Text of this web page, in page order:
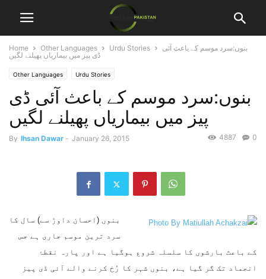
Home Other Languages Urdu Stories
بنوں:سرد موسم کے باعث آئی
ڈی پیز میں بیماریاں پھیلنے لگیں
Other Languages Urdu Stories
بنوں:سرد موسم کے باعث آئی ڈی
پیز میں بیماریاں پھیلنے لگیں
By Ihsan Dawar - January 26, 2015 0
4887
بنوں (احسان داوڑ سے) سال کا
سرد ترین موسم جاری ہے جس
کے باعث بارشوں کا سلسلہ شروع ہوگیا ہے اور پارہ نقطۂ
انجماد تک گر گیا ہے، بنوں شہر کا رُخ کرنے والے آئی ڈی پیز